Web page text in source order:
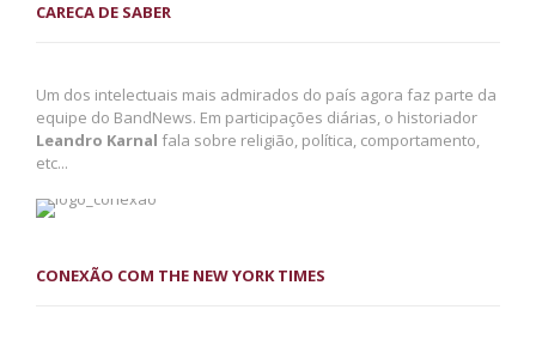
CARECA DE SABER
Um dos intelectuais mais admirados do país agora faz parte da
equipe do BandNews. Em participações diárias, o historiador
Leandro Karnal fala sobre religião, política, comportamento,
etc...
CONEXÃO COM THE NEW YORK TIMES